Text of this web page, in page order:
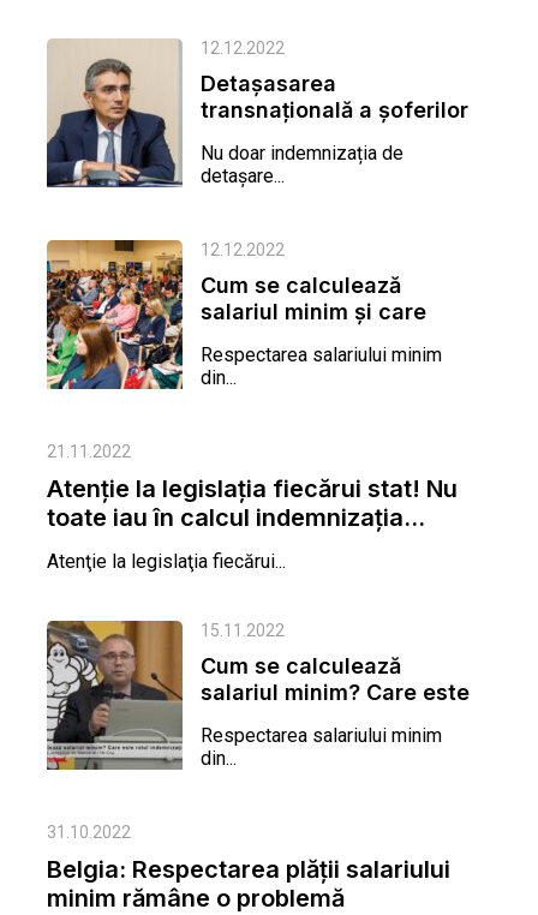
12.12.2022
Detașasarea
transnațională a șoferilor
Nu doar indemnizația de
detașare...
12.12.2022
Cum se calculează
salariul minim și care
de...
Respectarea salariului minim
din...
21.11.2022
Atenţie la legislaţia fiecărui stat! Nu
toate iau în calcul indemnizaţia...
Atenţie la legislaţia fiecărui...
15.11.2022
Cum se calculează
salariul minim? Care este
detaşare?
Respectarea salariului minim
din...
31.10.2022
Belgia: Respectarea plăţii salariului
minim rămâne o problemă